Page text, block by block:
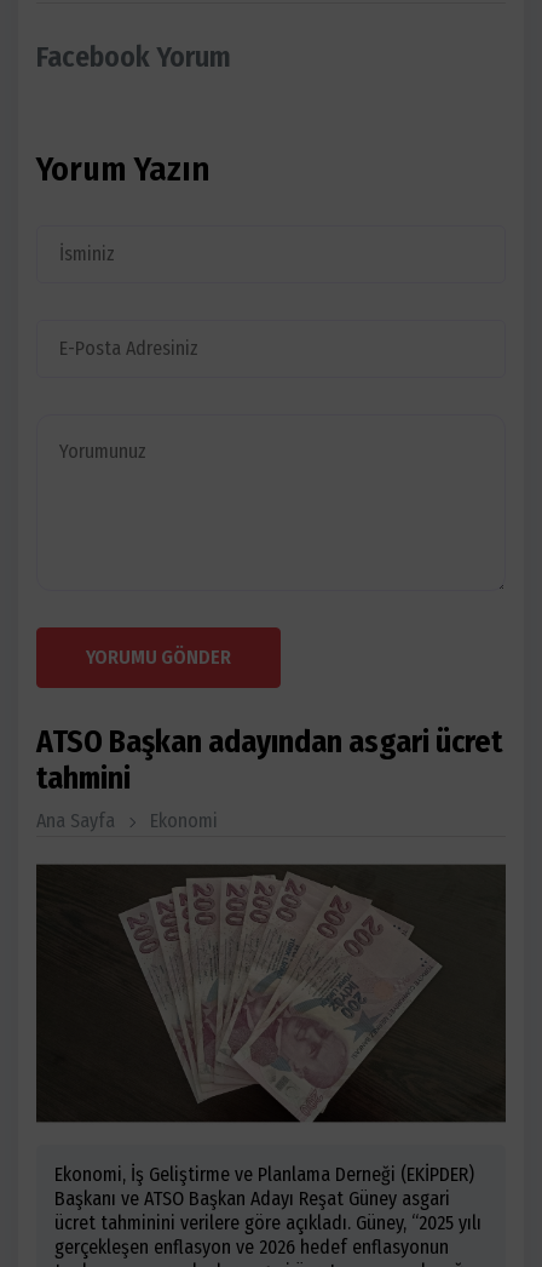
Facebook Yorum
Yorum Yazın
YORUMU GÖNDER
ATSO Başkan adayından asgari ücret
tahmini
Ana Sayfa Ekonomi
Ekonomi, İş Geliştirme ve Planlama Derneği (EKİPDER)
Başkanı ve ATSO Başkan Adayı Reşat Güney asgari
ücret tahminini verilere göre açıkladı. Güney, “2025 yılı
gerçekleşen enflasyon ve 2026 hedef enflasyonun